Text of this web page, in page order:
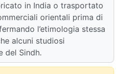
in India o trasportato
orientali prima di
l’etimologia stessa
alcuni studiosi
del Sindh.